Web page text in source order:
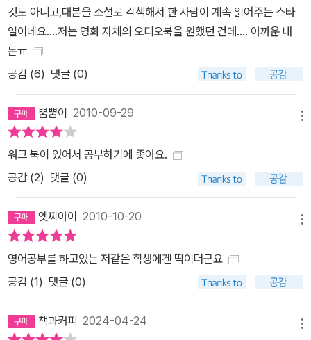
것도 아니고,대본을 소설로 각색해서 한 사람이 계속 읽어주는 스타
일이네요....저는 영화 자체의 오디오북을 원했던 건데.... 아까운 내
돈ㅠ
공감 (6) 댓글 (0)
뿜뿜이 2010-09-29
워크 북이 있어서 공부하기에 좋아요.
공감 (2) 댓글 (0)
엣찌아이 2010-10-20
영어공부를 하고있는 저같은 학생에겐 딱이더군요
공감 (1) 댓글 (0)
책과커피 2024-04-24